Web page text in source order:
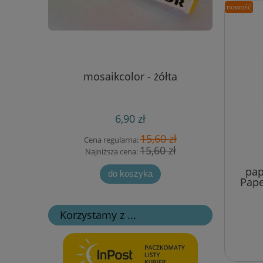
mosaikcolor - żółta
6,90 zł
Cena regularna:15,60 zł
Najniższa cena:15,60 zł
do koszyka
papier
Korzystamy z ...
nowość